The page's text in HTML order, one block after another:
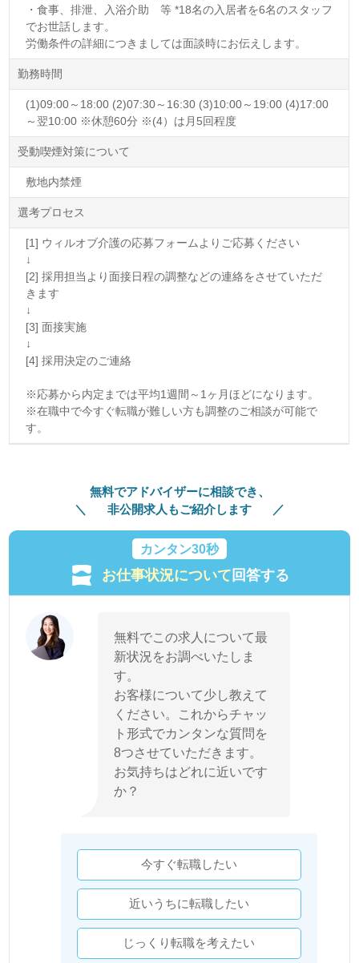
・食事、排泄、入浴介助 等 *18名の入居者を6名のスタッフ
でお世話します。
労働条件の詳細につきましては面談時にお伝えします。
勤務時間
(1)09:00～18:00 (2)07:30～16:30 (3)10:00～19:00 (4)17:00
～翌10:00 ※休憩60分 ※(4）は月5回程度
受動喫煙対策について
敷地内禁煙
選考プロセス
[1] ウィルオブ介護の応募フォームよりご応募ください
↓
[2] 採用担当より面接日程の調整などの連絡をさせていただ
きます
↓
[3] 面接実施
↓
[4] 採用決定のご連絡
※応募から内定までは平均1週間～1ヶ月ほどになります。
※在職中で今すぐ転職が難しい方も調整のご相談が可能で
す。
無料でアドバイザーに相談でき、
非公開求人もご紹介します
カンタン30秒
お仕事状況について回答する
無料でこの求人について最
新状況をお調べいたしま
す。
お客様について少し教えて
ください。これからチャッ
ト形式でカンタンな質問を
8つさせていただきます。
お気持ちはどれに近いです
か？
今すぐ転職したい
近いうちに転職したい
じっくり転職を考えたい